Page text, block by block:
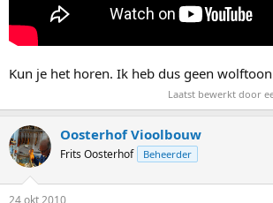
Kun je het horen. Ik heb dus geen
Laatst bewerkt door
Oosterhof Vioolbouw
Frits Oosterhof Beheerder
24 okt 2010